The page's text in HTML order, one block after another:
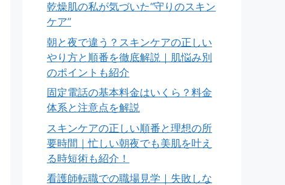
乾燥肌の私が気づいた“守りのスキン
ケア”
朝と夜で違う？スキンケアの正しい
やり方と順番を徹底解説｜肌悩み別
のポイントも紹介
固定電話の基本料金はいくら？料金
体系と注意点を解説
スキンケアの正しい順番と理想の所
要時間｜忙しい朝夜でも美肌を叶え
る時短術も紹介！
看護師転職での職場見学｜失敗しな